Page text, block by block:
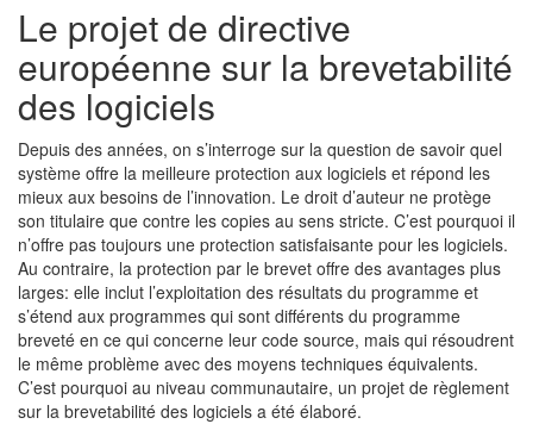
Le projet de directive
européenne sur la brevetabilité
des logiciels
Depuis des années, on s’interroge sur la question de savoir quel
système offre la meilleure protection aux logiciels et répond les
mieux aux besoins de l’innovation. Le droit d’auteur ne protège
son titulaire que contre les copies au sens stricte. C’est pourquoi il
n’offre pas toujours une protection satisfaisante pour les logiciels.
Au contraire, la protection par le brevet offre des avantages plus
larges: elle inclut l’exploitation des résultats du programme et
s’étend aux programmes qui sont différents du programme
breveté en ce qui concerne leur code source, mais qui résoudrent
le même problème avec des moyens techniques équivalents.
C’est pourquoi au niveau communautaire, un projet de règlement
sur la brevetabilité des logiciels a été élaboré.